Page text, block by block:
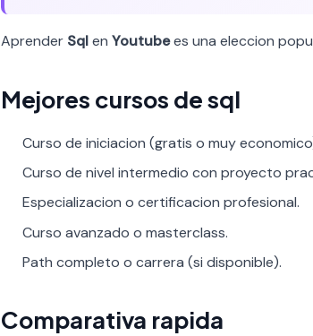
Aprender Sqlen Youtubees una eleccion
Mejores cursos de sql
Curso de iniciacion (gratis o muy
Curso de nivel intermedio con proyecto
Especializacion o certificacion profesional.
Curso avanzado o masterclass.
Path completo o carrera (si disponible).
Comparativa rapida